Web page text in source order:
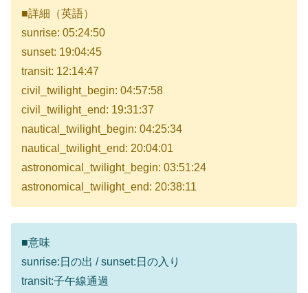
■詳細（英語）
sunrise: 05:24:50
sunset: 19:04:45
transit: 12:14:47
civil_twilight_begin: 04:57:58
civil_twilight_end: 19:31:37
nautical_twilight_begin: 04:25:34
nautical_twilight_end: 20:04:01
astronomical_twilight_begin: 03:51:24
astronomical_twilight_end: 20:38:11
■意味
sunrise:日の出 / sunset:日の入り
transit:子午線通過